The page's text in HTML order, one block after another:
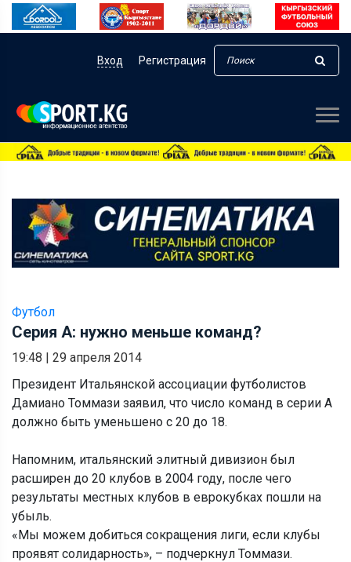
Вход Регистрация
Футбол
Серия А: нужно меньше команд?
19:48 | 29 апреля 2014
Президент Итальянской ассоциации футболистов
Дамиано Томмази заявил, что число команд в серии А
должно быть уменьшено с 20 до 18.
Напомним, итальянский элитный дивизион был
расширен до 20 клубов в 2004 году, после чего
результаты местных клубов в еврокубках пошли на
убыль.
«Мы можем добиться сокращения лиги, если клубы
проявят солидарность», – подчеркнул Томмази.